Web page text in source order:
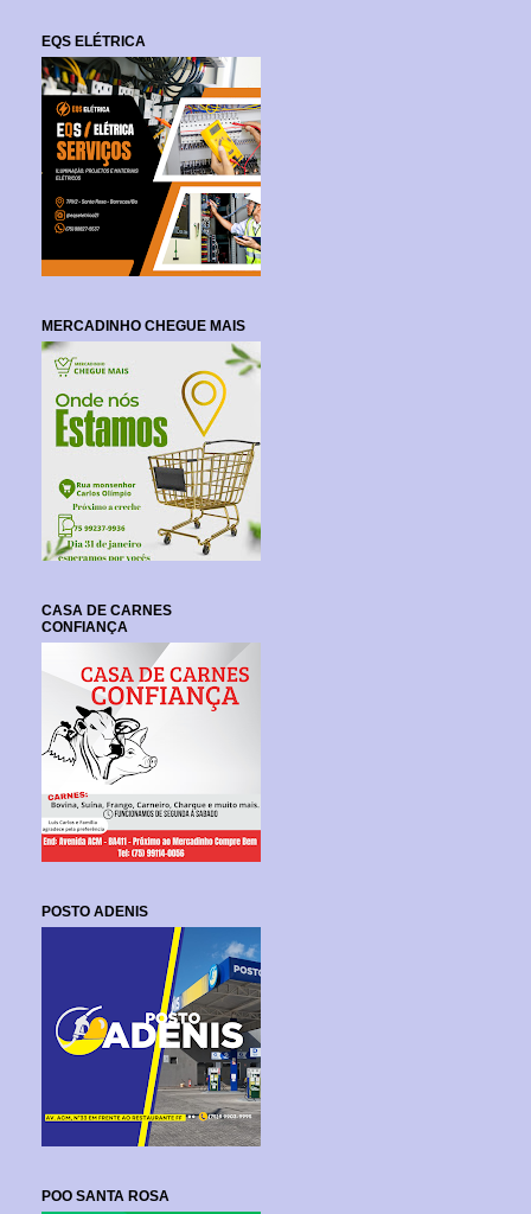
EQS ELÉTRICA
MERCADINHO CHEGUE MAIS
CASA DE CARNES
CONFIANÇA
POSTO ADENIS
POO SANTA ROSA